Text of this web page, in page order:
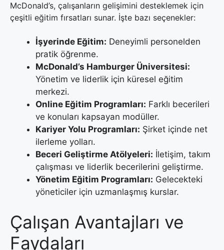
McDonald’s, çalışanların gelişimini desteklemek için
çeşitli eğitim fırsatları sunar. İşte bazı seçenekler:
İşyerinde Eğitim: Deneyimli personelden
pratik öğrenme.
McDonald’s Hamburger Üniversitesi:
Yönetim ve liderlik için küresel eğitim
merkezi.
Online Eğitim Programları: Farklı becerileri
ve konuları kapsayan modüller.
Kariyer Yolu Programları: Şirket içinde net
ilerleme yolları.
Beceri Geliştirme Atölyeleri: İletişim, takım
çalışması ve liderlik becerilerini geliştirme.
Yönetim Eğitim Programları: Gelecekteki
yöneticiler için uzmanlaşmış kurslar.
Çalışan Avantajları ve
Faydaları